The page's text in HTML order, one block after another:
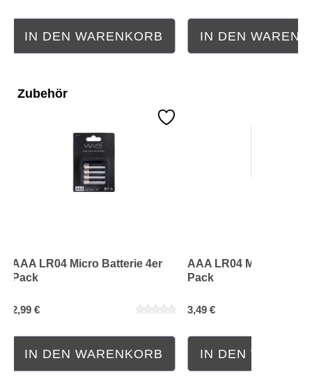
IN DEN WARENKORB IN DEN
Zubehör
AAA LR04 Micro Batterie 4er
Pack
2,99 €
IN DEN WARENKORB
AAA LR04 Micro
Pack
3,49 €
IN DEN